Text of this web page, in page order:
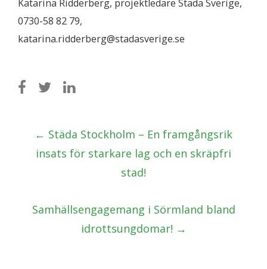
Katarina Ridderberg, projektledare Städa Sverige,
0730-58 82 79,
katarina.ridderberg@stadasverige.se
Post
navigation
← Städa Stockholm – En framgångsrik
insats för starkare lag och en skräpfri
stad!
Samhällsengagemang i Sörmland bland
idrottsungdomar! →